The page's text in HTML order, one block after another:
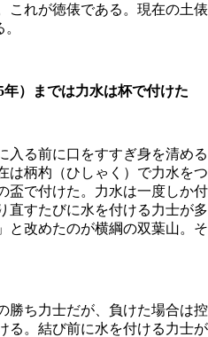
これが徳俵である。現在の土俵
）までは力水は杯で付けた
る前に口をすすぎ身を清める
は柄杓（ひしゃく）で力水をつ
盃で付けた。力水は一度しか付
直すたびに水を付ける力士が多
と改めたのが横綱の双葉山。そ
ち力士だが、負けた場合は控
る。結び前に水を付ける力士が